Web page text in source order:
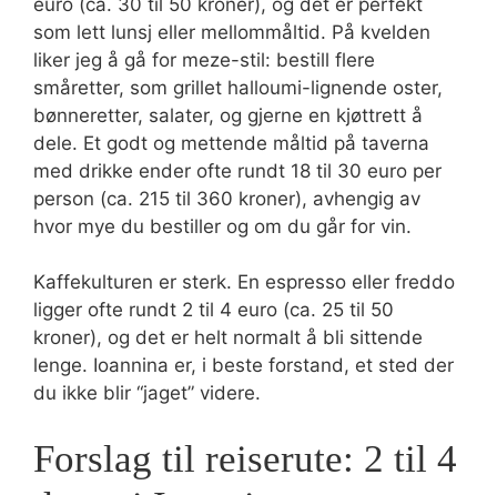
som lett lunsj eller mellommåltid. På kvelden
liker jeg å gå for meze-stil: bestill flere
småretter, som grillet halloumi-lignende oster,
bønneretter, salater, og gjerne en kjøttrett å
dele. Et godt og mettende måltid på taverna
med drikke ender ofte rundt 18 til 30 euro per
person (ca. 215 til 360 kroner), avhengig av
hvor mye du bestiller og om du går for vin.
Kaffekulturen er sterk. En espresso eller freddo
ligger ofte rundt 2 til 4 euro (ca. 25 til 50
kroner), og det er helt normalt å bli sittende
lenge. Ioannina er, i beste forstand, et sted der
du ikke blir “jaget” videre.
Forslag til reiserute: 2 til 4